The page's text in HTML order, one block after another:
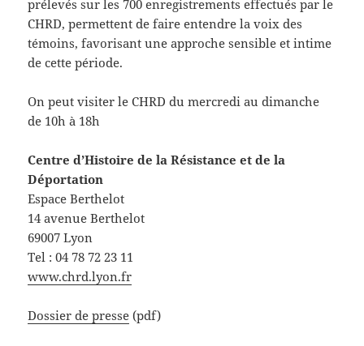
prélevés sur les 700 enregistrements effectués par le
CHRD, permettent de faire entendre la voix des
témoins, favorisant une approche sensible et intime
de cette période.
On peut visiter le CHRD du mercredi au dimanche
de 10h à 18h
Centre d’Histoire de la Résistance et de la
Déportation
Espace Berthelot
14 avenue Berthelot
69007 Lyon
Tel : 04 78 72 23 11
www.chrd.lyon.fr
Dossier de presse (pdf)